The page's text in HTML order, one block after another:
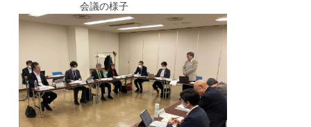
会議の様子